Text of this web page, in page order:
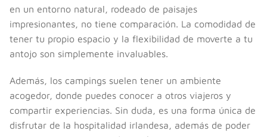
en un entorno natural, rodeado de paisajes
impresionantes, no tiene comparación. La comodidad de
tener tu propio espacio y la flexibilidad de moverte a tu
antojo son simplemente invaluables.
Además, los campings suelen tener un ambiente
acogedor, donde puedes conocer a otros viajeros y
compartir experiencias. Sin duda, es una forma única de
disfrutar de la hospitalidad irlandesa, además de poder